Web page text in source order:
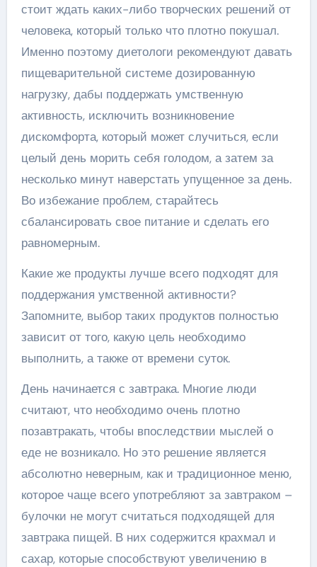
стоит ждать каких-либо творческих решений от
человека, который только что плотно покушал.
Именно поэтому диетологи рекомендуют давать
пищеварительной системе дозированную
нагрузку, дабы поддержать умственную
активность, исключить возникновение
дискомфорта, который может случиться, если
целый день морить себя голодом, а затем за
несколько минут наверстать упущенное за день.
Во избежание проблем, старайтесь
сбалансировать свое питание и сделать его
равномерным.
Какие же продукты лучше всего подходят для
поддержания умственной активности?
Запомните, выбор таких продуктов полностью
зависит от того, какую цель необходимо
выполнить, а также от времени суток.
День начинается с завтрака. Многие люди
считают, что необходимо очень плотно
позавтракать, чтобы впоследствии мыслей о
еде не возникало. Но это решение является
абсолютно неверным, как и традиционное меню,
которое чаще всего употребляют за завтраком –
булочки не могут считаться подходящей для
завтрака пищей. В них содержится крахмал и
сахар, которые способствуют увеличению в